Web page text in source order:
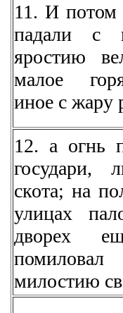
11. И потом
падали с
яростию
малое
иное с жару
12. а огнь
государи,
скота; на
улицах
дворех
помиловал
милостию